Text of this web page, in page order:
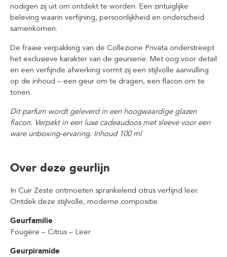
nodigen zij uit om ontdekt te worden. Een zintuiglijke
beleving waarin verfijning, persoonlijkheid en onderscheid
samenkomen.
De fraaie verpakking van de Collezione Privata onderstreept
het exclusieve karakter van de geurserie. Met oog voor detail
en een verfijnde afwerking vormt zij een stijlvolle aanvulling
op de inhoud – een geur om te dragen, een flacon om te
tonen.
Dit parfum wordt geleverd in een hoogwaardige glazen
flacon. Verpakt in een luxe cadeaudoos met sleeve voor een
ware unboxing-ervaring. Inhoud 100 ml
Over deze geurlijn
In Cuir Zeste ontmoeten sprankelend citrus verfijnd leer.
Ontdek deze stijlvolle, moderne compositie.
Geurfamilie
Fougère – Citrus – Leer
Geurpiramide